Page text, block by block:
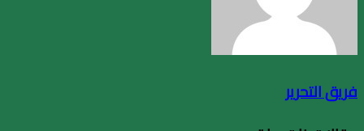
فريق التحرير